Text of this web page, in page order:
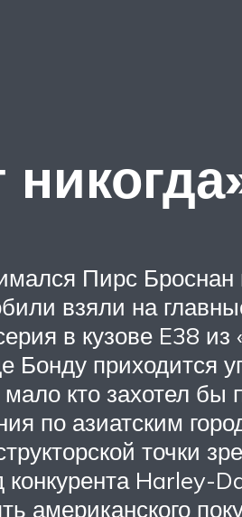
Пирс
взяли на
в кузове E38 из
Бонду приходится
кто захотел бы
по азиатским
точки
Harley-
американского